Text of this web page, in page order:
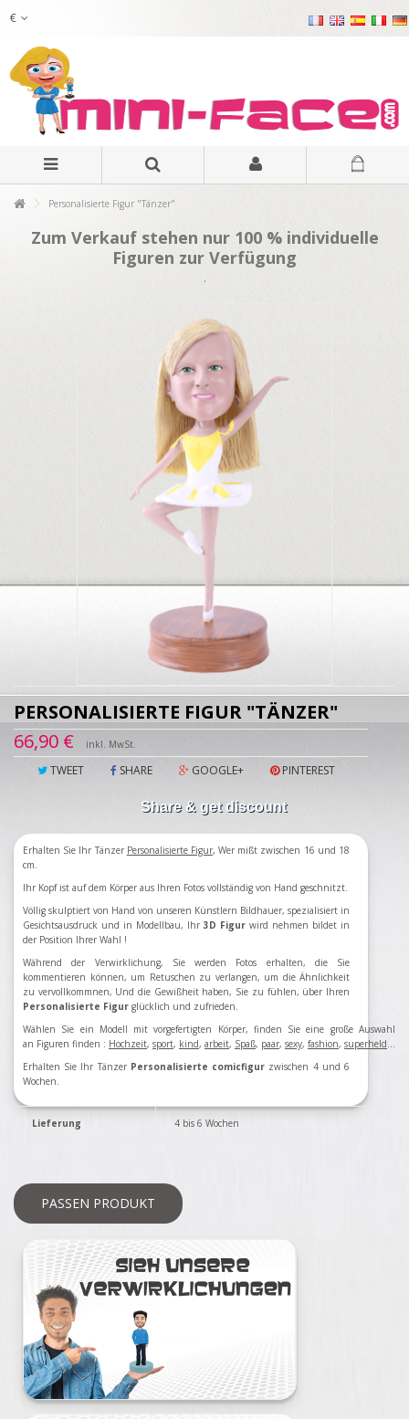
€
Personalisierte Figur "Tänzer"
Zum Verkauf stehen nur 100 % individuelle
Figuren zur Verfügung
.
PERSONALISIERTE FIGUR "TÄNZER"
66,90 €
inkl. MwSt.
TWEET SHARE GOOGLE+ PINTEREST
Share & get discount
Erhalten Sie Ihr Tänzer Personalisierte Figur, Wer mißt zwischen 16 und 18
cm.
Ihr Kopf ist auf dem Körper aus Ihren Fotos vollständig von Hand geschnitzt.
Völlig skulptiert von Hand von unseren Künstlern Bildhauer, spezialisiert in
Gesichtsausdruck und in Modellbau, Ihr 3D Figur wird nehmen bildet in
der Position Ihrer Wahl !
Während der Verwirklichung, Sie werden Fotos erhalten, die Sie
kommentieren können, um Retuschen zu verlangen, um die Ähnlichkeit
zu vervollkommnen, Und die Gewißheit haben, Sie zu fühlen, über Ihren
Personalisierte Figur glücklich und zufrieden.
Wählen Sie ein Modell mit vorgefertigten Körper, finden Sie eine große Auswahl
an Figuren finden : Hochzeit, sport, kind, arbeit, Spaß, paar, sexy, fashion, superheld...
Erhalten Sie Ihr Tänzer Personalisierte comicfigur zwischen 4 und 6
Wochen.
Lieferung 4 bis 6 Wochen
PASSEN PRODUKT